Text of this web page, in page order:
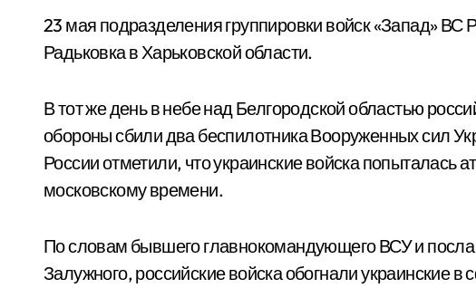
23 мая подразделения группировки войск «Запад» ВС
Радьковка в Харьковской области.
В тот же день в небе над Белгородской областью
обороны сбили два беспилотника Вооруженных сил
России отметили, что украинские войска попыталась
московскому времени.
По словам бывшего главнокомандующего ВСУ и
Залужного, российские войска обогнали украинские